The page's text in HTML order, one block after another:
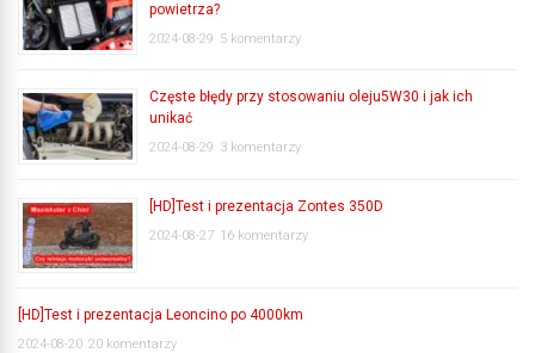
powietrza?
2024-08-29 5 komentarzy
Częste błędy przy stosowaniu oleju5W30 i jak ich
unikać
2024-08-29 3 komentarzy
[HD]Test i prezentacja Zontes 350D
2024-08-27 16 komentarzy
[HD]Test i prezentacja Leoncino po 4000km
2024-08-20 20 komentarzy